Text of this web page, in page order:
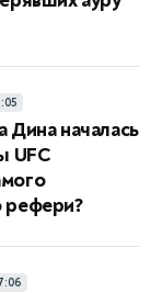
Дина началась
UFC
рефери?